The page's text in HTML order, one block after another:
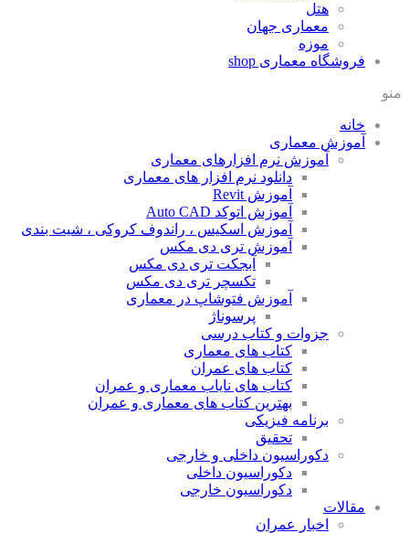
هتل
معماری جهان
موزه
فروشگاه معماری shop
منو
خانه
آموزش معماری
آموزش نرم افزارهای معماری
دانلود نرم افزار های معماری
آموزش Revit
آموزش اتوکد Auto CAD
آموزش اسکیس ، راندوف کروکی ، شیت بندی
آموزش تری دی مکس
آبجکت تری دی مکس
تکسچر تری دی مکس
آموزش فتوشاپ در معماری
پرسوناژ
جزوات و کتاب درسی
کتاب های معماری
کتاب های عمران
کتاب های نایاب معماری و عمران
بهترین کتاب های معماری و عمران
برنامه فیزیکی
تحقیق
دکوراسیون داخلی و خارجی
دکوراسیون داخلی
دکوراسیون خارجی
مقالات
اخبار عمران